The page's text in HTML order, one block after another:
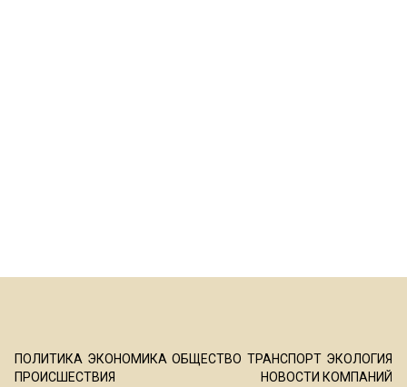
ПОЛИТИКА ЭКОНОМИКА ОБЩЕСТВО ТРАНСПОРТ ЭКОЛОГИЯ
ПРОИСШЕСТВИЯ
НОВОСТИ КОМПАНИЙ